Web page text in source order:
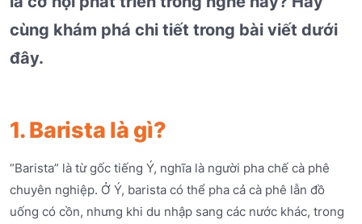
cùng khám phá chi tiết trong bài viết dưới
đây.
1. Barista là gì?
“Barista” là từ gốc tiếng Ý, nghĩa là người pha chế cà phê
chuyên nghiệp. Ở Ý, barista có thể pha cả cà phê lẫn đồ
uống có cồn, nhưng khi du nhập sang các nước khác, trong